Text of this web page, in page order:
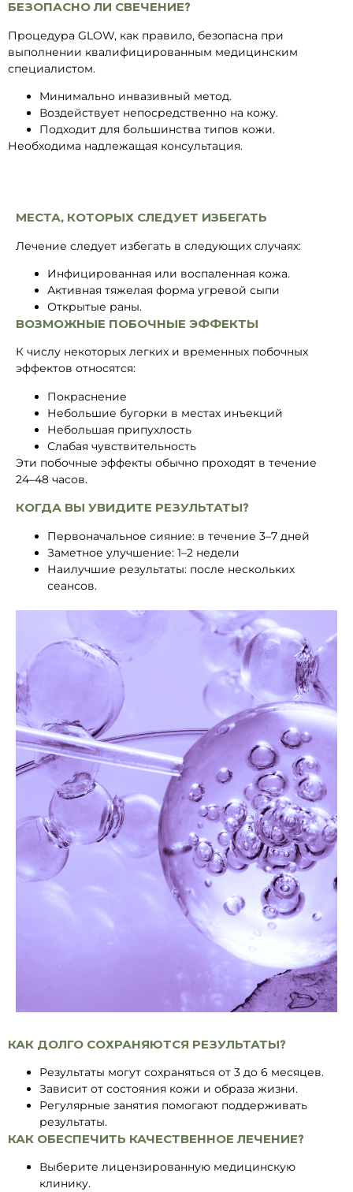
БЕЗОПАСНО ЛИ СВЕЧЕНИЕ?
Процедура GLOW, как правило, безопасна при
выполнении квалифицированным медицинским
специалистом.
Минимально инвазивный метод.
Воздействует непосредственно на кожу.
Подходит для большинства типов кожи.
Необходима надлежащая консультация.
МЕСТА, КОТОРЫХ СЛЕДУЕТ ИЗБЕГАТЬ
Лечение следует избегать в следующих случаях:
Инфицированная или воспаленная кожа.
Активная тяжелая форма угревой сыпи
Открытые раны.
ВОЗМОЖНЫЕ ПОБОЧНЫЕ ЭФФЕКТЫ
К числу некоторых легких и временных побочных
эффектов относятся:
Покраснение
Небольшие бугорки в местах инъекций
Небольшая припухлость
Слабая чувствительность
Эти побочные эффекты обычно проходят в течение
24–48 часов.
КОГДА ВЫ УВИДИТЕ РЕЗУЛЬТАТЫ?
Первоначальное сияние: в течение 3–7 дней
Заметное улучшение: 1–2 недели
Наилучшие результаты: после нескольких
сеансов.
КАК ДОЛГО СОХРАНЯЮТСЯ РЕЗУЛЬТАТЫ?
Результаты могут сохраняться от 3 до 6 месяцев.
Зависит от состояния кожи и образа жизни.
Регулярные занятия помогают поддерживать
результаты.
КАК ОБЕСПЕЧИТЬ КАЧЕСТВЕННОЕ ЛЕЧЕНИЕ?
Выберите лицензированную медицинскую
клинику.